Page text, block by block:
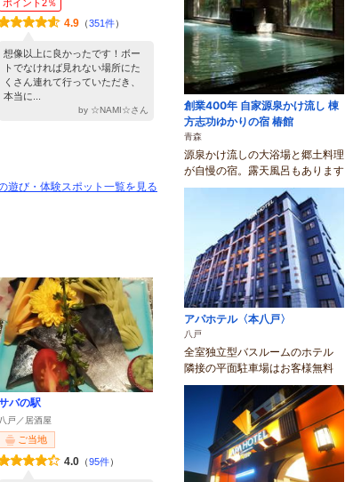
ポイント2％
4.9 （351件）
想像以上に良かったです！ボー
トでなければ見れない場所にた
くさん連れて行っていただき、
本当に...
by ☆NAMI☆さん
遊び・体験スポット一覧を見る
バの駅
八戸／居酒屋
ご当地
4.0 （95件）
創業400年 自家源泉かけ流し 棟
方志功ゆかりの宿 椿館
青森
源泉かけ流しの大浴場と郷土料理
が自慢の宿。露天風呂もあります
アパホテル〈本八戸〉
八戸
全室独立型バスルームのホテル
隣接の平面駐車場はお客様無料